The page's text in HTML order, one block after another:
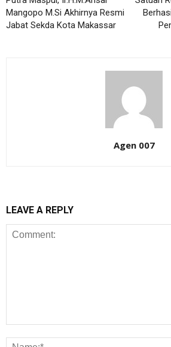
Mangopo M.Si Akhirnya Resmi
Jabat Sekda Kota Makassar
Agen 007
LEAVE A REPLY